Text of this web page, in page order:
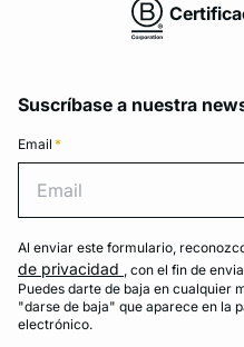
Suscríbase a nuestra
Email *
Al enviar este formulario,
de privacidad , con el fin de
Puedes darte de baja en cualquier
"darse de baja" que aparece en la
electrónico.